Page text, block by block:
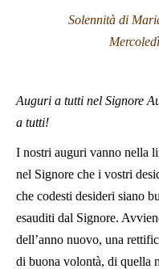
Solennità di
Auguri a tutti nel Signore
a tutti!
I nostri auguri vanno nella
nel Signore che i vostri
che codesti desideri siano
esauditi dal Signore.
dell’anno nuovo, una
di buona volontà, di quella